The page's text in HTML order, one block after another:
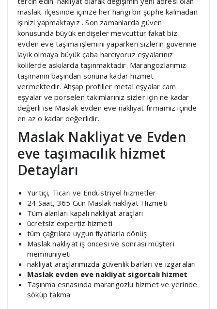
maslak ilçesinde içinize her hangi bir şüphe kalmadan
işinizi yapmaktayız . Son zamanlarda güven
konusunda büyük endişeler mevcuttur fakat biz
evden eve taşıma işlemini yaparken sizlerin güvenine
layık olmaya büyük çaba harcıyoruz eşyalarınız
kolilerde askılarda taşınmaktadır. Marangozlarımız
taşımanın başından sonuna kadar hizmet
vermektedir. Ahşap profiller metal eşyalar cam
eşyalar ve porselen takımlarınız sizler için ne kadar
değerli ise Maslak evden eve nakliyat firmamız içinde
en az o kadar değerlidir.
Maslak Nakliyat ve Evden
eve taşımacılık hizmet
Detayları
Yurtiçi, Ticari ve Endüstriyel hizmetler
24 Saat, 365 Gün Maslak nakliyat Hizmeti
Tüm alanları kapalı nakliyat araçları
ücretsiz expertiz hizmeti
tüm çağrılara uygun fiyatlarla dönüş
Maslak nakliyat iş öncesi ve sonrası müşteri
memnuniyeti
nakliyat araçlarımızda güvenlik barları ve ızgaraları
Maslak evden eve nakliyat sigortalı hizmet
Taşınma esnasında marangozlu hizmet ve yerinde
söküp takma